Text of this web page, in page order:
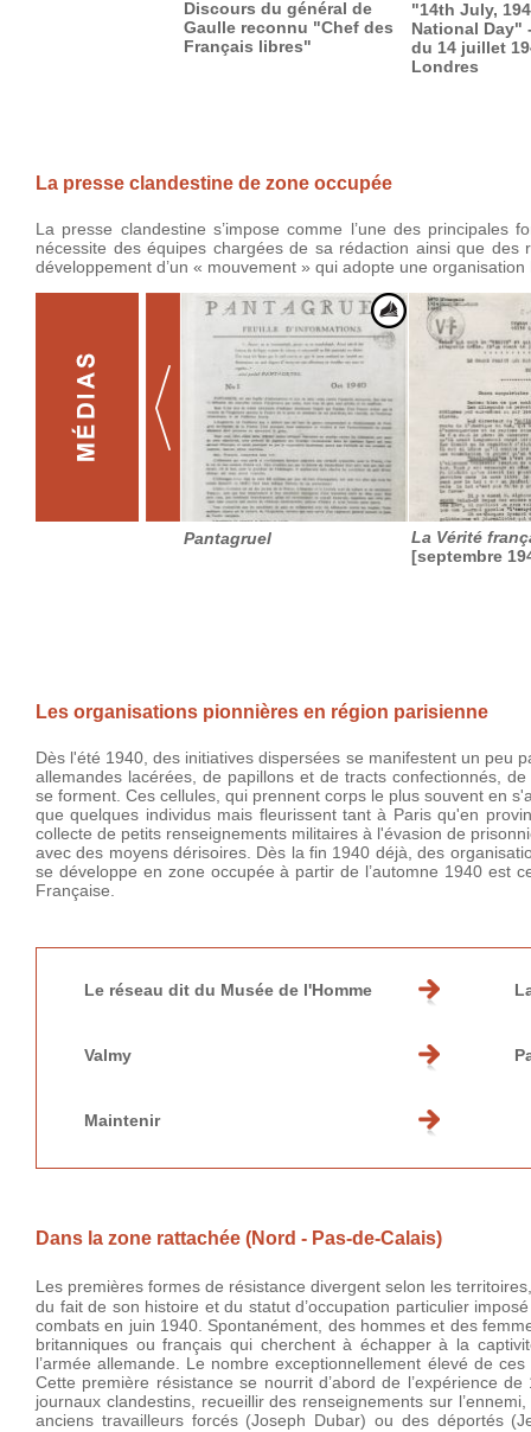
Discours du général de
Gaulle reconnu "Chef des
Français libres"
"14th July,
National Day"
du 14 juillet
Londres
La presse clandestine de zone occupée
La presse clandestine s’impose comme l’une des
nécessite des équipes chargées de sa rédaction ainsi que
développement d’un « mouvement » qui adopte une
Pantagruel
La Vérité
[septembre
Les organisations pionnières en région parisienne
Dès l'été 1940, des initiatives dispersées se manifestent un peu
allemandes lacérées, de papillons et de tracts confectionnés,
se forment. Ces cellules, qui prennent corps le plus souvent en
que quelques individus mais fleurissent tant à Paris qu'en
collecte de petits renseignements militaires à l'évasion de
avec des moyens dérisoires. Dès la fin 1940 déjà, des
se développe en zone occupée à partir de l’automne 1940 est
Française.
Le réseau dit du Musée de l'Homme
Valmy
Maintenir
Dans la zone rattachée (Nord - Pas-de-Calais)
Les premières formes de résistance divergent selon les
du fait de son histoire et du statut d’occupation particulier
combats en juin 1940. Spontanément, des hommes et des
britanniques ou français qui cherchent à échapper à la
l’armée allemande. Le nombre exceptionnellement élevé de
Cette première résistance se nourrit d’abord de l’expérience
journaux clandestins, recueillir des renseignements sur
anciens travailleurs forcés (Joseph Dubar) ou des déportés